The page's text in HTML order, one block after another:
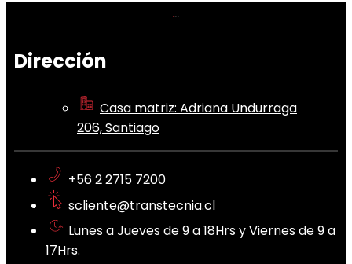
Dirección
Casa matriz: Adriana Undurraga
206, Santiago
+56 2 2715 7200
scliente@transtecnia.cl
Lunes a Jueves de 9 a 18Hrs y Viernes de 9 a
17Hrs.